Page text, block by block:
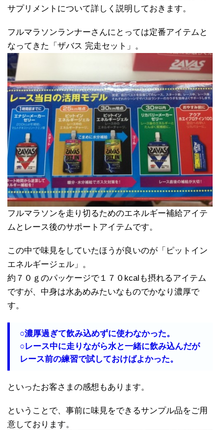
サプリメントについて詳しく説明しておきます。
フルマラソンランナーさんにとっては定番アイテムと
なってきた「ザバス 完走セット」。
フルマラソンを走り切るためのエネルギー補給アイテ
ムとレース後のサポートアイテムです。
この中で味見をしていたほうが良いのが「ピットイン
エネルギージェル」。
約７０ｇのパッケージで１７０kcalも摂れるアイテム
ですが、中身は水あめみたいなものでかなり濃厚で
す。
○濃厚過ぎて飲み込めずに使わなかった。
○レース中に走りながら水と一緒に飲み込んだが
レース前の練習で試しておけばよかった。
といったお客さまの感想もあります。
ということで、事前に味見をできるサンプル品をご用
意しております。